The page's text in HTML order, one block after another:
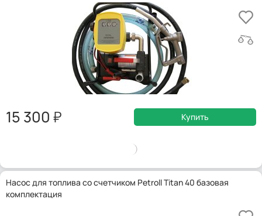
15 300 Купить
Насос для топлива со счетчиком Petroll Titan 40 базовая
комплектация